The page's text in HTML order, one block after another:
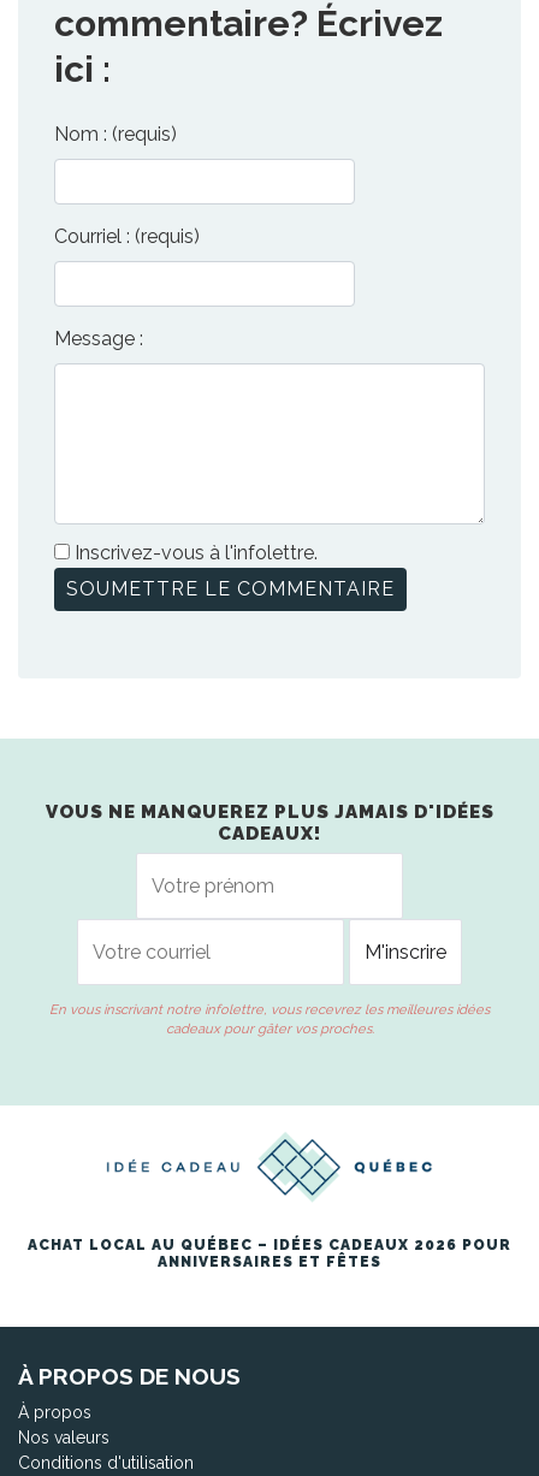
commentaire? Écrivez
ici :
Nom : (requis)
Courriel : (requis)
Message :
Inscrivez-vous à l'infolettre.
VOUS NE MANQUEREZ PLUS JAMAIS D'IDÉES
CADEAUX!
En vous inscrivant notre infolettre, vous recevrez les meilleures idées
cadeaux pour gâter vos proches.
ACHAT LOCAL AU QUÉBEC – IDÉES CADEAUX 2026 POUR
ANNIVERSAIRES ET FÊTES
À PROPOS DE NOUS
À propos
Nos valeurs
Conditions d'utilisation